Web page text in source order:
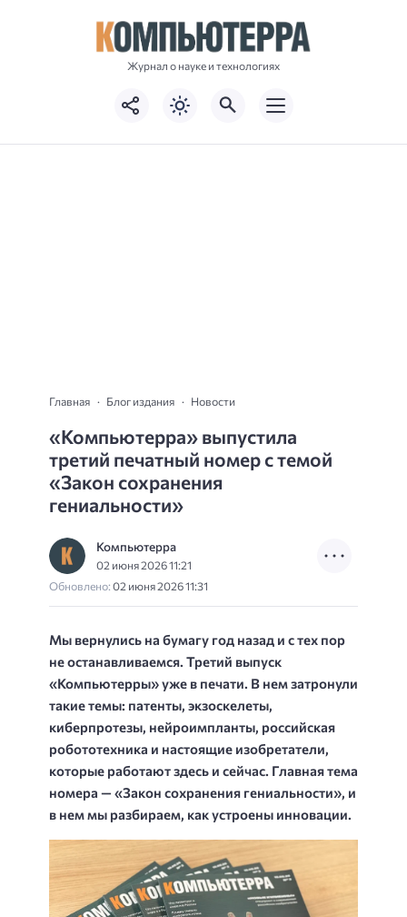
Журнал о науке и технологиях
Главная Блог издания Новости
«Компьютерра» выпустила
третий печатный номер с темой
«Закон сохранения
гениальности»
Компьютерра
02 июня 2026 11:21
Обновлено:02 июня 2026 11:31
Мы вернулись на бумагу год назад и с тех пор
не останавливаемся. Третий выпуск
«Компьютерры» уже в печати. В нем затронули
такие темы: патенты, экзоскелеты,
киберпротезы, нейроимпланты, российская
робототехника и настоящие изобретатели,
которые работают здесь и сейчас. Главная тема
номера — «Закон сохранения гениальности», и
в нем мы разбираем, как устроены инновации.